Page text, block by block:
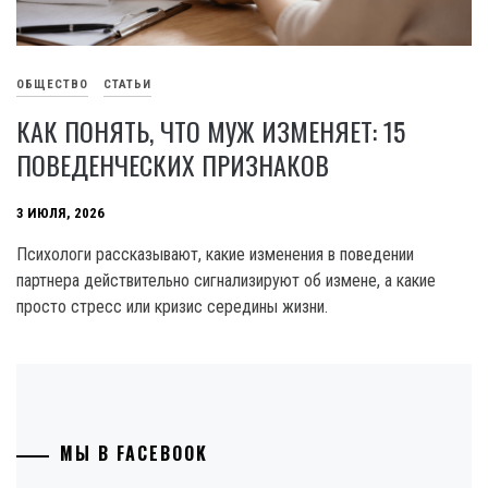
ОБЩЕСТВО СТАТЬИ
КАК ПОНЯТЬ, ЧТО МУЖ ИЗМЕНЯЕТ: 15
ПОВЕДЕНЧЕСКИХ ПРИЗНАКОВ
3 ИЮЛЯ, 2026
Психологи рассказывают, какие изменения в поведении
партнера действительно сигнализируют об измене, а какие
просто стресс или кризис середины жизни.
МЫ В FACEBOOK